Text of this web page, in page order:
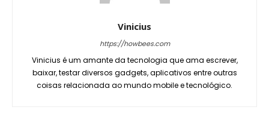
Vinicius
https://howbees.com
Vinicius é um amante da tecnologia que ama escrever,
baixar, testar diversos gadgets, aplicativos entre outras
coisas relacionada ao mundo mobile e tecnológico.